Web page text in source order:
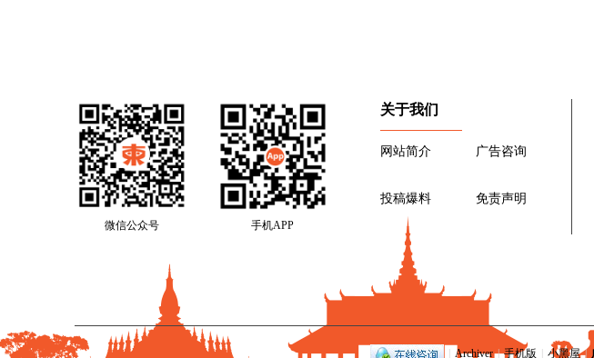
微信公众号 手机APP
关于我们
网站简介 广告咨询
投稿爆料 免责声明
Archiver | 手机版 小黑屋 |